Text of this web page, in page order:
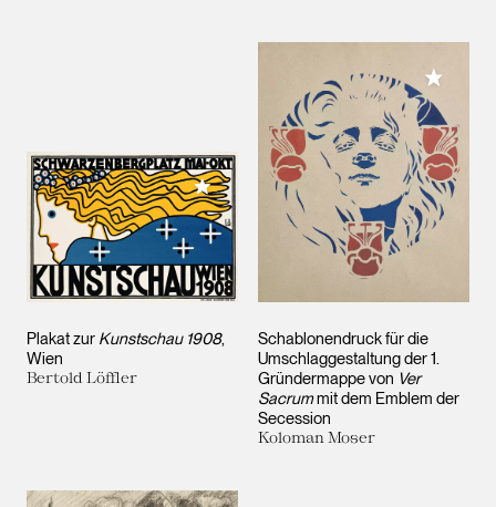
Plakat zur Kunstschau 1908,
Wien
Bertold Löffler
Meiner Sammlung hinzufügen
Schablonendruck für die
Umschlaggestaltung der 1.
Gründermappe von Ver
Sacrummit dem Emblem der
Secession
Koloman Moser
Meiner